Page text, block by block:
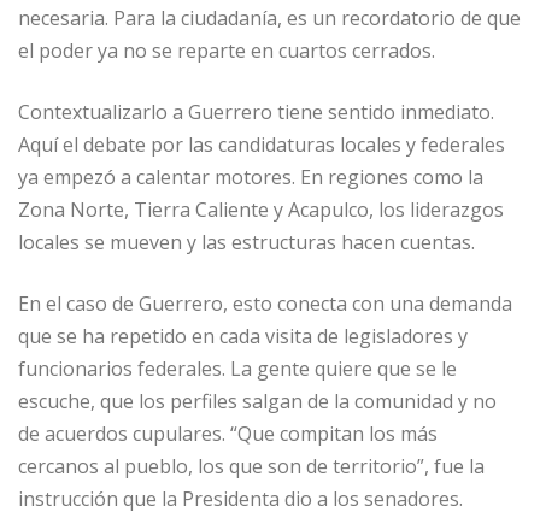
necesaria. Para la ciudadanía, es un recordatorio de que
el poder ya no se reparte en cuartos cerrados.
Contextualizarlo a Guerrero tiene sentido inmediato.
Aquí el debate por las candidaturas locales y federales
ya empezó a calentar motores. En regiones como la
Zona Norte, Tierra Caliente y Acapulco, los liderazgos
locales se mueven y las estructuras hacen cuentas.
En el caso de Guerrero, esto conecta con una demanda
que se ha repetido en cada visita de legisladores y
funcionarios federales. La gente quiere que se le
escuche, que los perfiles salgan de la comunidad y no
de acuerdos cupulares. “Que compitan los más
cercanos al pueblo, los que son de territorio”, fue la
instrucción que la Presidenta dio a los senadores.